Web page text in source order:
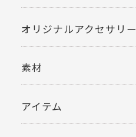
オリジナルアクセサリー
素材
アイテム